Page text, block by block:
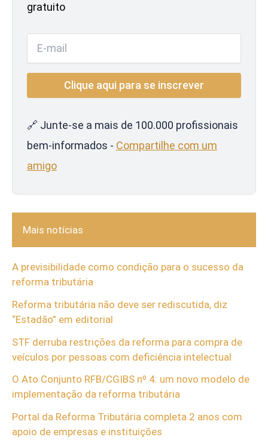
gratuito
🔗 Junte-se a mais de 100.000 profissionais
bem-informados - Compartilhe com um
amigo
Mais notícias
A previsibilidade como condição para o sucesso da
reforma tributária
Reforma tributária não deve ser rediscutida, diz
“Estadão” em editorial
STF derruba restrições da reforma para compra de
veículos por pessoas com deficiência intelectual
O Ato Conjunto RFB/CGIBS nº 4: um novo modelo de
implementação da reforma tributária
Portal da Reforma Tributária completa 2 anos com
apoio de empresas e instituições